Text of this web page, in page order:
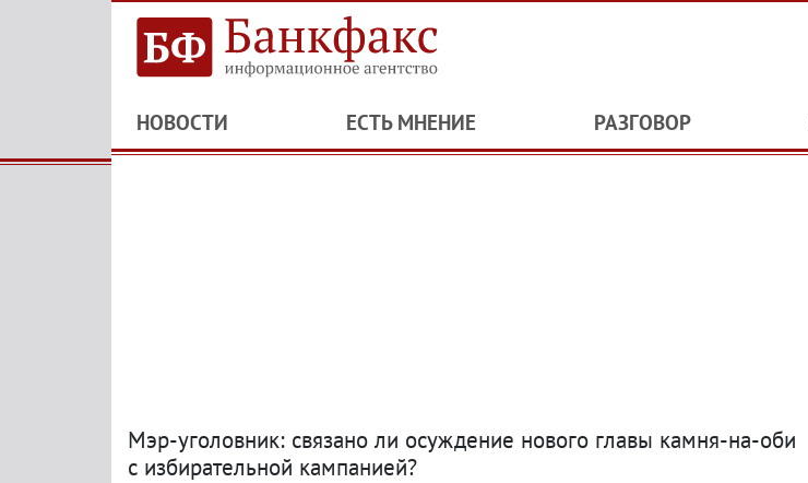
НОВОСТИ ЕСТЬ МНЕНИЕ РАЗГОВОР
Мэр-уголовник: связано ли осуждение нового главы камня-на-оби
с избирательной кампанией?